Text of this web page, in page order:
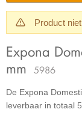
Product
Expona
mm
5986
De Expona
leverbaar in totaal